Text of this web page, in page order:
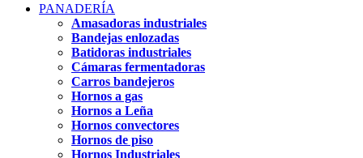
PANADERÍA
Amasadoras industriales
Bandejas enlozadas
Batidoras industriales
Cámaras fermentadoras
Carros bandejeros
Hornos a gas
Hornos a Leña
Hornos convectores
Hornos de piso
Hornos Industriales